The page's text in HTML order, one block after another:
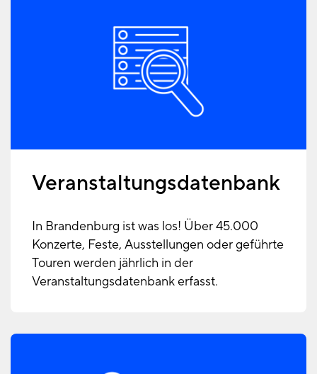
Veranstaltungsdatenbank
In Brandenburg ist was los! Über 45.000
Konzerte, Feste, Ausstellungen oder geführte
Touren werden jährlich in der
Veranstaltungsdatenbank erfasst.